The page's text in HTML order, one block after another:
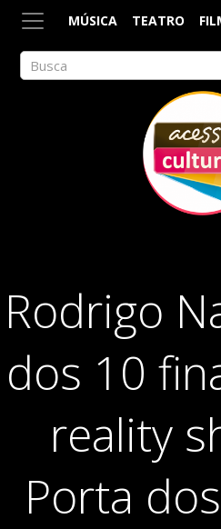
MÚSICA TEATRO
Rodrigo
dos 10
reality
Porta